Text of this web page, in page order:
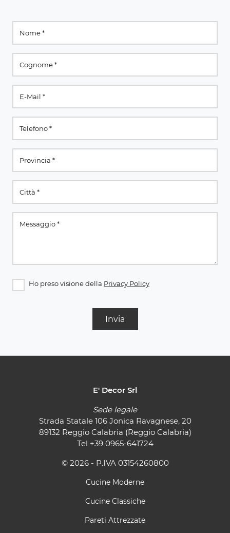
Ho preso visione della Privacy Policy
Invia
E' Decor Srl
Sede legale
Strada Statale 106 Jonica Ravagnese, 20
89132 Reggio Calabria (Reggio Calabria)
Tel +39 0965-641724
© 2026 - P.IVA 03154260800
Cucine Moderne
Cucine Classiche
Pareti Attrezzate